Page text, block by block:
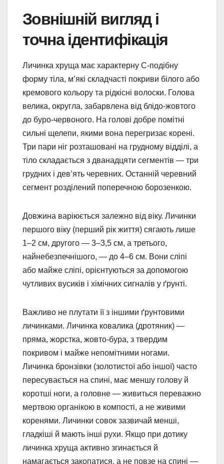
Зовнішній вигляд і
точна ідентифікація
Личинка хруща має характерну С-подібну
форму тіла, м’які складчасті покриви білого або
кремового кольору та рідкісні волоски. Голова
велика, округла, забарвлена від блідо-жовтого
до буро-червоного. На голові добре помітні
сильні щелепи, якими вона перегризає корені.
Три пари ніг розташовані на грудному відділі, а
тіло складається з дванадцяти сегментів — три
грудних і дев’ять черевних. Останній черевний
сегмент розділений поперечною борозенкою.
Довжина варіюється залежно від віку. Личинки
першого віку (перший рік життя) сягають лише
1–2 см, другого — 3–3,5 см, а третього,
найнебезпечнішого, — до 4–6 см. Вони сліпі
або майже сліпі, орієнтуються за допомогою
чутливих вусиків і хімічних сигналів у ґрунті.
Важливо не плутати її з іншими ґрунтовими
личинками. Личинка ковалика (дротяник) —
пряма, жорстка, жовто-бура, з твердим
покривом і майже непомітними ногами.
Личинка бронзівки (золотистої або іншої) часто
пересувається на спині, має меншу голову й
коротші ноги, а головне — живиться переважно
мертвою органікою в компості, а не живими
коренями. Личинки совок зазвичай менші,
гладкіші й мають інші рухи. Якщо при дотику
личинка хруща активно згинається й
намагається закопатися, а не повзе на спині —